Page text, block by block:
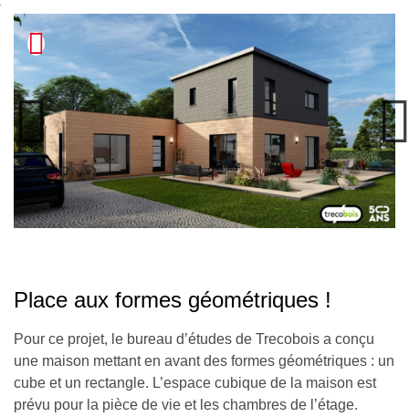
Place aux formes géométriques !
Pour ce projet, le bureau d’études de Trecobois a conçu
une maison mettant en avant des formes géométriques : un
cube et un rectangle. L’espace cubique de la maison est
prévu pour la pièce de vie et les chambres de l’étage.